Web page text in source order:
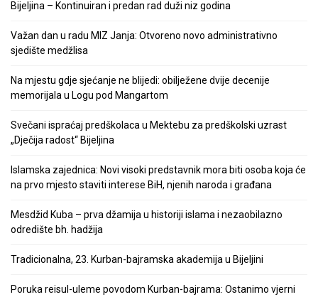
Bijeljina – Kontinuiran i predan rad duži niz godina
Važan dan u radu MIZ Janja: Otvoreno novo administrativno
sjedište medžlisa
Na mjestu gdje sjećanje ne blijedi: obilježene dvije decenije
memorijala u Logu pod Mangartom
Svečani ispraćaj predškolaca u Mektebu za predškolski uzrast
„Dječija radost“ Bijeljina
Islamska zajednica: Novi visoki predstavnik mora biti osoba koja će
na prvo mjesto staviti interese BiH, njenih naroda i građana
Mesdžid Kuba – prva džamija u historiji islama i nezaobilazno
odredište bh. hadžija
Tradicionalna, 23. Kurban-bajramska akademija u Bijeljini
Poruka reisul-uleme povodom Kurban-bajrama: Ostanimo vjerni